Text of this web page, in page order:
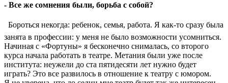
- Все же сомнения были, борьба с собой?
 Бороться некогда: ребенок, семья, работа. Я как-то сразу была
занята в профессии: у меня не было возможности усомниться.
Начиная с «Фортуны» я бесконечно снималась, со второго
курса начала работать в театре. Метания были уже после
института: неужели до ста пятидесяти лет нужно будет
играть? Это все развилось в отношение к театру с юмором.